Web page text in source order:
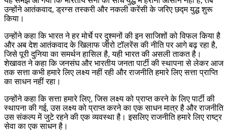
उन्होंने आतंकवाद, ड्रग्स तस्करी और नकली करेंसी के जरिए छद्म युद्ध शुरू
किया।
उन्होंने कहा कि भारत ने हर मोर्चे पर दुश्मनों की इन साजिशों को विफल किया है
और अब देश आतंकवाद के खिलाफ जीरो टॉलरेंस की नीति पर आगे बढ़ रहा है,
जिसे पूरी दुनिया का समर्थन हासिल है, यही भारत की असली ताकत है।
शेखावत ने कहा कि जनसंघ और भारतीय जनता पार्टी की स्थापना से लेकर आज
तक सत्ता कभी हमारे लिए लक्ष्य नहीं रही और राजनीति हमारे लिए सत्ता प्राप्ति
का साधन नहीं रहा।
उन्होंने कहा कि सत्ता हमारे लिए, जिस लक्ष्य को प्राप्त करने के लिए पार्टी की
स्थापना की गई, उस लक्ष्य को प्राप्त करने का एक साधन मात्र है और राजनीति
उस संकल्प में जुटे रहने की एक व्यवस्था है। इसलिए राजनीति हमारे लिए राष्ट्र
सेवा का एक साधन है।